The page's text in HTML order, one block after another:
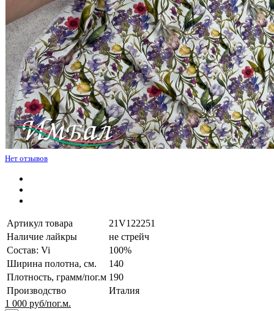
Нет отзывов
Артикул товара
21V122251
Наличие лайкры
не стрейч
Состав: Vi
100%
Ширина полотна, см.
140
Плотность, грамм/пог.м 190
Производство
Италия
1 000 руб/пог.м.